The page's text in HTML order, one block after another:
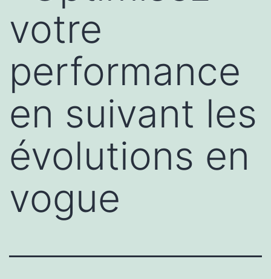
votre
performance
en suivant les
évolutions en
vogue